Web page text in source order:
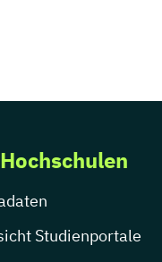
Studienportale